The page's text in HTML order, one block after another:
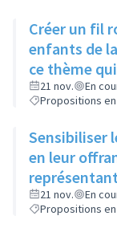
Créer un fil
enfants de
ce thème
chacune des
l'endroit
retrouver
21 nov.
En
Propositions
Sensibiliser
en leur
publicitaire
à coller sur
21 nov.
En
Propositions